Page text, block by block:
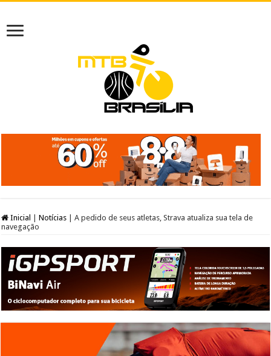
Inicial Notícias
A pedido de seus atletas, Strava atualiza sua tela de
navegação